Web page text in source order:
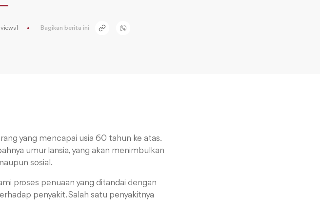
Bagikan berita ini
yang mencapai usia 60 tahun ke atas.
umur lansia, yang akan menimbulkan
sosial.
proses penuaan yang ditandai dengan
penyakit. Salah satu penyakitnya